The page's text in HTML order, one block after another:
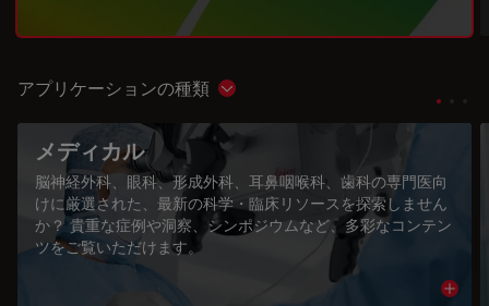
アプリケーションの種類 Show subnavigation
メディカル
脳神経外科、眼科、形成外科、耳鼻咽喉科、歯科の専門医向
けに厳選された、最新の科学・臨床リソースを探索しません
か？ 貴重な症例や洞察、シンポジウムなど、多彩なコンテン
ツをご覧いただけます。